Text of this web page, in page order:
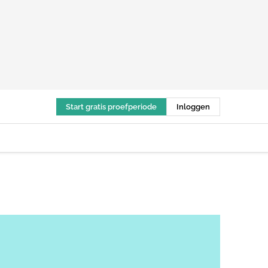
Start gratis proefperiode Inloggen